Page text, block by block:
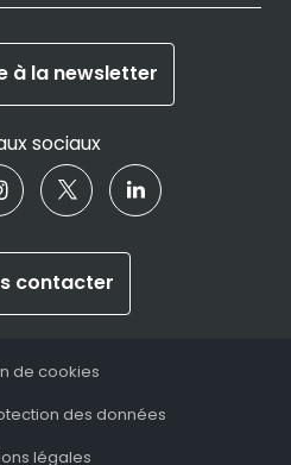
à la newsletter
sociaux
contacter
de cookies
des données
légales